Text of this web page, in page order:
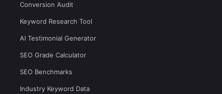
Conversion Audit
Keyword Research Tool
AI Testimonial Generator
SEO Grade Calculator
SEO Benchmarks
Industry Keyword Data